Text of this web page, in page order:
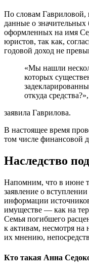
По словам Гавриловой,
данные о значительных
оформленных на имя
юристов, так как,
годовой доход не
«Мы нашли
которых
откуда
заявила Гаврилова.
В настоящее время
том числе финансовой
Наследство
Напомним, что в июне
заявление о
информации
имуществе — как на
Семья погибшего
к активам, несмотря
их мнению,
Кто такая Анна